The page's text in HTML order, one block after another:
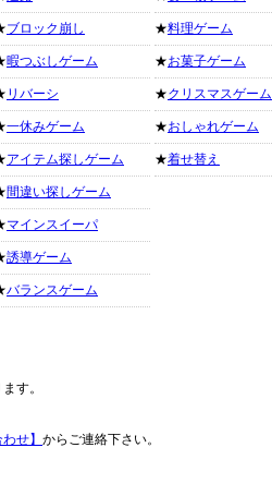
ブロック崩し
暇つぶしゲーム
リバーシ
一休みゲーム
アイテム探しゲーム
間違い探しゲーム
マインスイーパ
誘導ゲーム
バランスゲーム
★料理ゲーム
★お菓子ゲーム
★クリスマスゲーム
★おしゃれゲーム
★着せ替え
す。
せ】 からご連絡下さい。